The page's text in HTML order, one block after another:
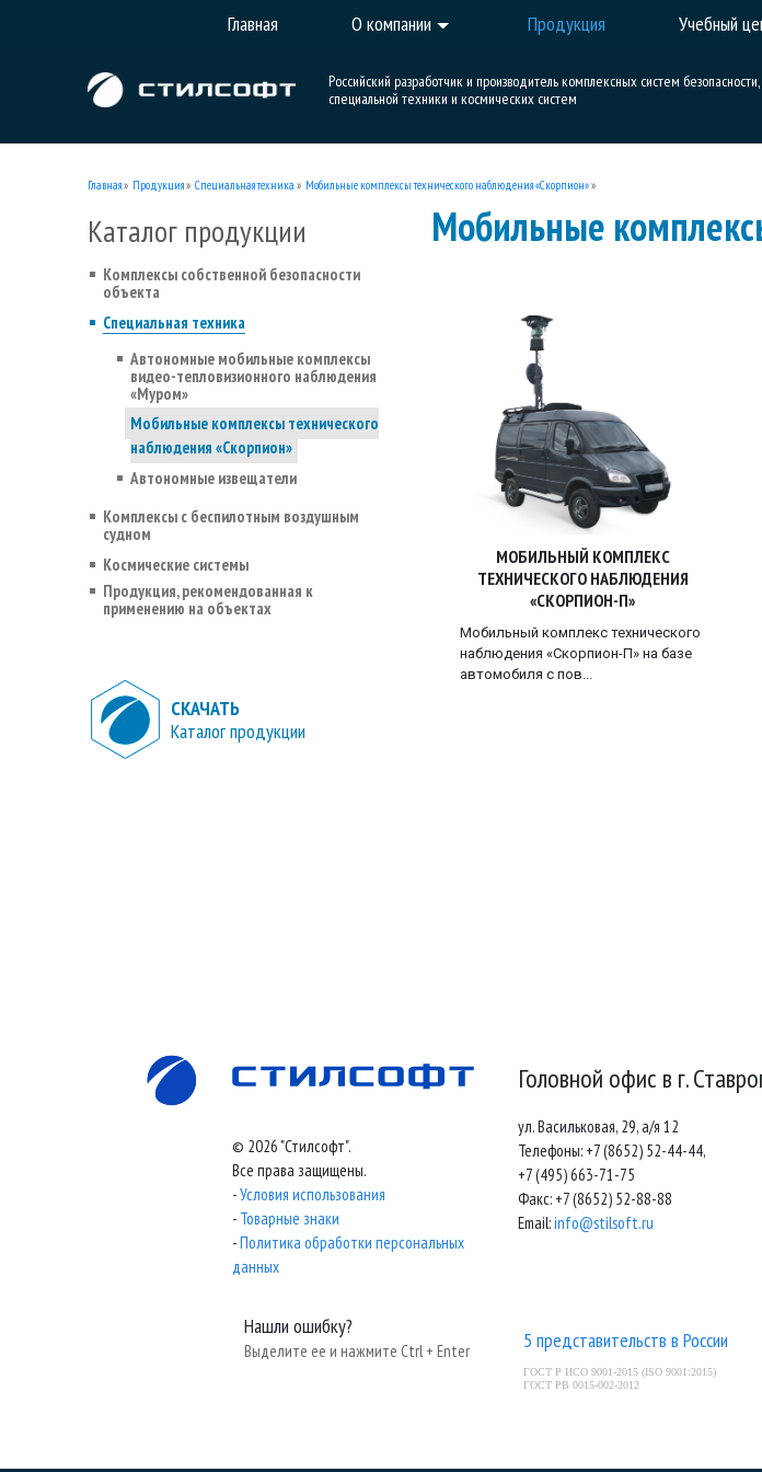
Главная О компании Продукция Учебный
Российский разработчик и производитель комплексных систем безопасности,
специальной техники и космических систем
Главная» Продукция» Специальная техника » Мобильные комплексы технического наблюдения «Скорпион»»
Каталог продукции
Комплексы собственной безопасности
объекта
Специальная техника
Автономные мобильные комплексы
видео-тепловизионного наблюдения
«Муром»
Мобильные комплексы технического
наблюдения «Скорпион»
Автономные извещатели
Комплексы с беспилотным воздушным
судном
Космические системы
Продукция, рекомендованная к
применению на объектах
СКАЧАТЬ
Каталог продукции
Мобильные
МОБИЛЬНЫЙ КОМПЛЕКС
ТЕХНИЧЕСКОГО НАБЛЮДЕНИЯ
«СКОРПИОН-П»
Мобильный комплекс технического
наблюдения «Скорпион-П» на базе
автомобиля с пов...
© 2026 "Стилсофт".
Все права защищены.
-Условия использования
- Товарные знаки
-Политика обработки персональных
данных
Головной офис в г.
ул. Васильковая, 29, а/я 12
Телефоны: +7 (8652) 52-44-44,
+7 (495) 663-71-75
Факс: +7 (8652) 52-88-88
Email:info@stilsoft.ru
Нашли ошибку?
Выделите ее и нажмите Ctrl + Enter 5 представительств в России
ГОСТ Р ИСО 9001-2015 (ISO 9001:2015)
ГОСТ РВ 0015-002-2012